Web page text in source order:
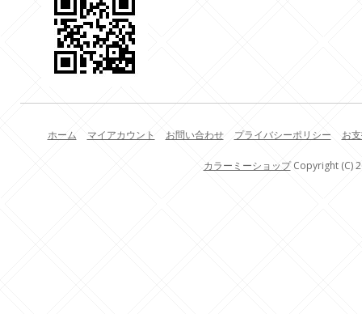
ホーム マイアカウント お問い合わせ プライバシーポリシー お
カラーミーショップCopyright (C)